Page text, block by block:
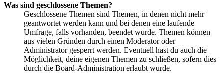
Was sind geschlossene Themen?
Geschlossene Themen sind Themen, in denen nicht mehr
geantwortet werden kann und bei denen eine laufende
Umfrage, falls vorhanden, beendet wurde. Themen können
aus vielen Gründen durch einen Moderator oder
Administrator gesperrt werden. Eventuell hast du auch die
Möglichkeit, deine eigenen Themen zu schließen, sofern dies
durch die Board-Administration erlaubt wurde.